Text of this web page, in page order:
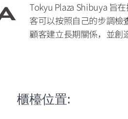
Tokyu Plaza Shibuya 旨
客可以按照自己的步調檢
顧客建立長期關係，並創
櫃檯位置: